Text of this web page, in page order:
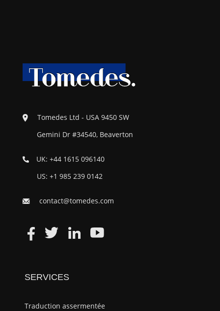
Tomedes Ltd - USA 9450 SW
Gemini Dr #34540, Beaverton
UK: +44 1615 096140
US: +1 985 239 0142
contact@tomedes.com
SERVICES
Traduction assermentée